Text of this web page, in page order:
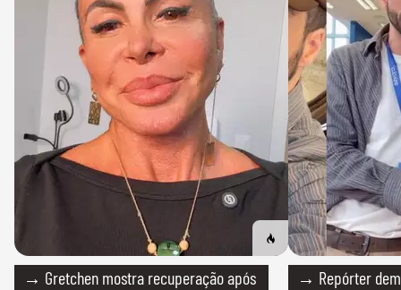
→ Gretchen mostra recuperação após
→ Repórter